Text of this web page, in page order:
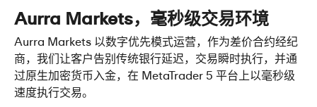
Aurra Markets，毫秒级交易环境
Aurra Markets 以数字优先模式运营，作为差价合约经纪
商，我们让客户告别传统银行延迟，交易瞬时执行，并通
过原生加密货币入金，在 MetaTrader 5 平台上以毫秒级
速度执行交易。